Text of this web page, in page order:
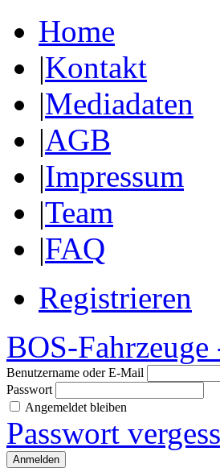
Home
|Kontakt
|Mediadaten
|AGB
|Impressum
|Team
|FAQ
Registrieren
BOS-
Benutzername oder E-Mail
Passwort
Angemeldet bleiben
Passwort